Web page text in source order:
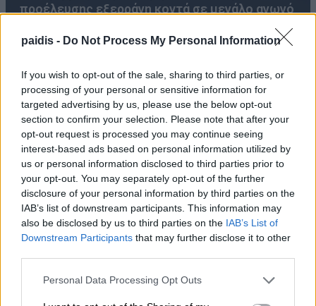
paidis - Do Not Process My Personal Information
If you wish to opt-out of the sale, sharing to third parties, or
processing of your personal or sensitive information for
targeted advertising by us, please use the below opt-out
section to confirm your selection. Please note that after your
opt-out request is processed you may continue seeing
interest-based ads based on personal information utilized by
us or personal information disclosed to third parties prior to
your opt-out. You may separately opt-out of the further
disclosure of your personal information by third parties on the
IAB’s list of downstream participants. This information may
also be disclosed by us to third parties on the IAB’s List of
Downstream Participants that may further disclose it to other
Personal Data Processing Opt Outs
προέλευσης εξερράγη κοντά σε μεγάλο αγωγό
Αγοράζουμε όπλα, όχι όμως εθνική αυτονομία